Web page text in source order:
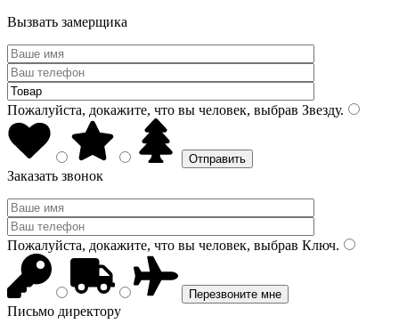
Вызвать замерщика
Пожалуйста, докажите, что вы человек, выбрав Звезду.
Заказать звонок
Пожалуйста, докажите, что вы человек, выбрав Ключ.
Письмо директору